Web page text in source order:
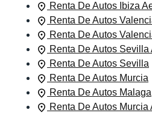
Renta De Autos Ibiza
Renta De Autos
Renta De Autos
Renta De Autos Sevilla
Renta De Autos Sevilla
Renta De Autos Murcia
Renta De Autos Malaga
Renta De Autos Murcia